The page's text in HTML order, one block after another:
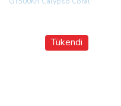
Tükendi